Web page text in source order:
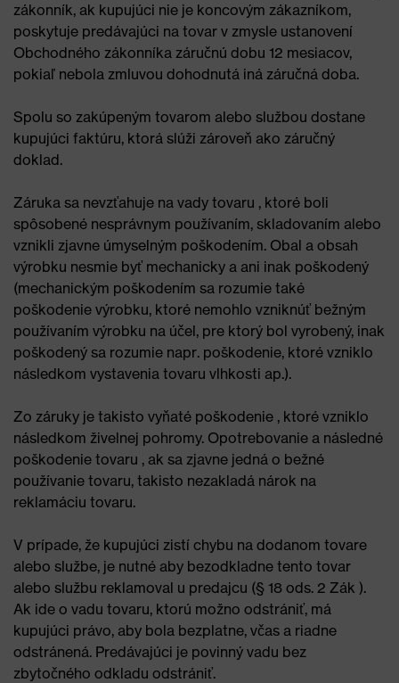
zákonník, ak kupujúci nie je koncovým zákazníkom,
poskytuje predávajúci na tovar v zmysle ustanovení
Obchodného zákonníka záručnú dobu 12 mesiacov,
pokiaľ nebola zmluvou dohodnutá iná záručná doba.
Spolu so zakúpeným tovarom alebo službou dostane
kupujúci faktúru, ktorá slúži zároveň ako záručný
doklad.
Záruka sa nevzťahuje na vady tovaru , ktoré boli
spôsobené nesprávnym používaním, skladovaním alebo
vznikli zjavne úmyselným poškodením. Obal a obsah
výrobku nesmie byť mechanicky a ani inak poškodený
(mechanickým poškodením sa rozumie také
poškodenie výrobku, ktoré nemohlo vzniknúť bežným
používaním výrobku na účel, pre ktorý bol vyrobený, inak
poškodený sa rozumie napr. poškodenie, ktoré vzniklo
následkom vystavenia tovaru vlhkosti ap.).
Zo záruky je takisto vyňaté poškodenie , ktoré vzniklo
následkom živelnej pohromy. Opotrebovanie a následné
poškodenie tovaru , ak sa zjavne jedná o bežné
používanie tovaru, takisto nezakladá nárok na
reklamáciu tovaru.
V prípade, že kupujúci zistí chybu na dodanom tovare
alebo službe, je nutné aby bezodkladne tento tovar
alebo službu reklamoval u predajcu (§ 18 ods. 2 Zák ).
Ak ide o vadu tovaru, ktorú možno odstrániť, má
kupujúci právo, aby bola bezplatne, včas a riadne
odstránená. Predávajúci je povinný vadu bez
zbytočného odkladu odstrániť.